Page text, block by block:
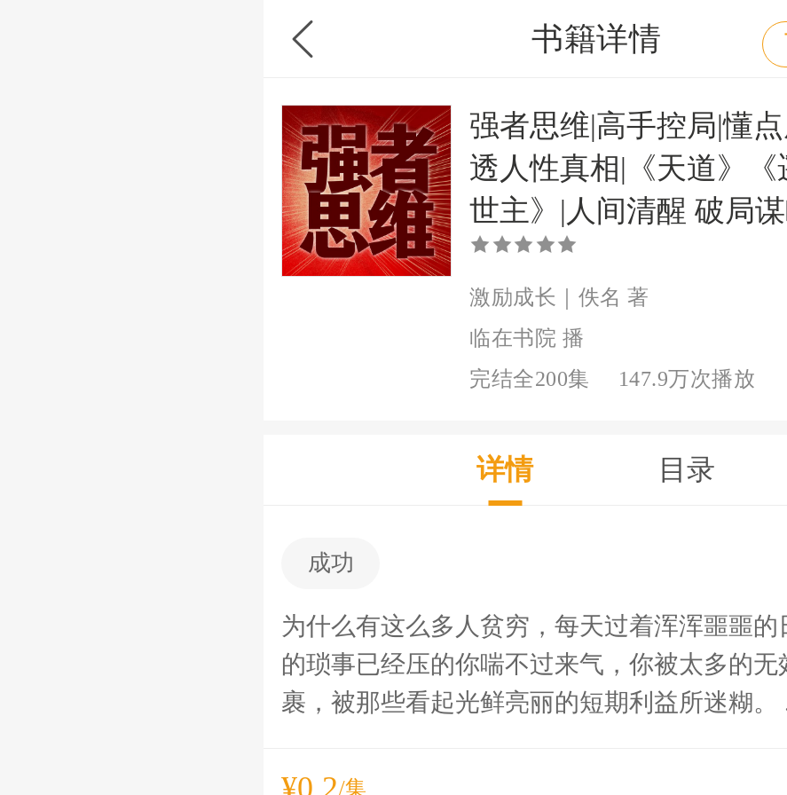
书籍详情
强者思维|高手控局|懂
透人性真相|《天道》《
世主》|人间清醒 破局
激励成长｜佚名 著
临在书院 播
完结全200集
147.9万次播放
详情 目录
成功
为什么有这么多人贫穷，每天过着浑浑噩噩的
的琐事已经压的你喘不过来气，你被太多的无
裹，被那些看起光鲜亮丽的短期利益所迷糊。
¥0.2/集